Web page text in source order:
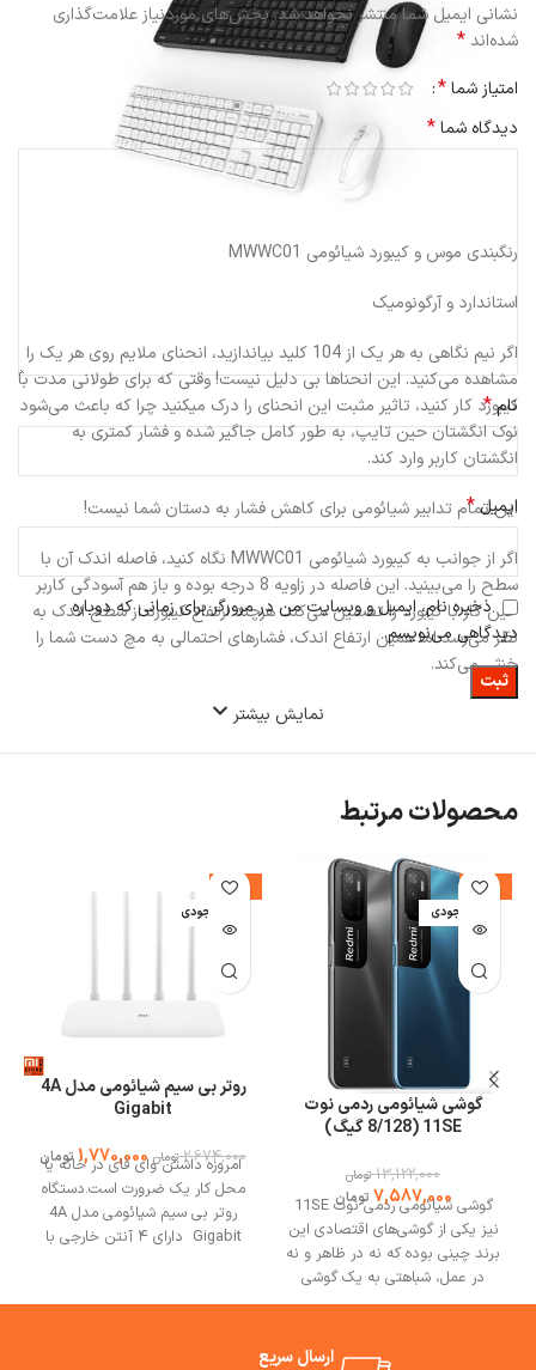
رنگبندی موس و کیبورد شیائومی MWWC01
استاندارد و آرگونومیک
اگر نیم نگاهی به هر یک از 104 کلید بیاندازید، انحنای ملایم روی هر یک را
مشاهده می‌کنید. این انحناها بی دلیل نیست! وقتی که برای طولانی مدت با
کیبورد کار کنید، تاثیر مثبت این انحنای را درک میکنید چرا که باعث می‌شود
نوک انگشتان حین تایپ، به طور کامل جاگیر شده و فشار کمتری به
انگشتان کاربر وارد کند.
این تمام تدابیر شیائومی برای کاهش فشار به دستان شما نیست!
اگر از جوانب به کیبورد شیائومی MWWC01 نگاه کنید، فاصله اندک آن با
سطح را می‌بینید. این فاصله در زاویه 8 درجه بوده و باز هم آسودگی کاربر
حین کار با کیبورد را تضمین می‌کند. هرچند ارتفاع کیبورد از سطح اندک به
نظر می‌رسد اما همین ارتفاع اندک، فشارهای احتمالی به مچ دست شما را
خنثی می‌کند.
نمایش بیشتر
نشانی ایمیل شما منتشر نخواهد شد.بخش‌های موردنیاز علامت‌گذاری
شده‌اند*
امتیاز شما*
دیدگاه شما*
نام*
ایمیل*
ذخیره نام، ایمیل و وبسایت من در مرورگر برای زمانی که دوباره
دیدگاهی می‌نویسم.
محصولات مرتبط
-42%
اتمام موجودی
گوشی شیائومی ردمی نوت
11SE (8/128 گیگ)
13,122,000 تومان
7,587,000 تومان گوشی شیائومی ردمی نوت 11SE
نیز یکی از گوشی‌های اقتصادی این
برند چینی بوده که نه در ظاهر و نه
در عمل، شباهتی به یک گوشی
ارزان ندارد. نمایشگر 90 هرتزی،
گیگابایتی، باتری Fast charging
-34%
اتمام موجودی
روتر بی‌ سیم شیائومی مدل 4A
Gigabit
2,674,000 تومان 1,770,000تومان
امروزه داشتن وای فای در خانه یا
محل کار یک ضرورت است.دستگاه
روتر بی‌ سیم شیائومی مدل 4A
Gigabit دارای ۴ آنتن خارجی با
باشد. این دستگاه روتر برای
ارسال سریع